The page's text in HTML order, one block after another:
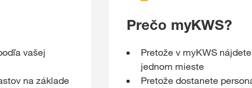
vašej
na základe
Prečo myKWS?
Pretože v myKWS
jednom mieste
Pretože dostanete